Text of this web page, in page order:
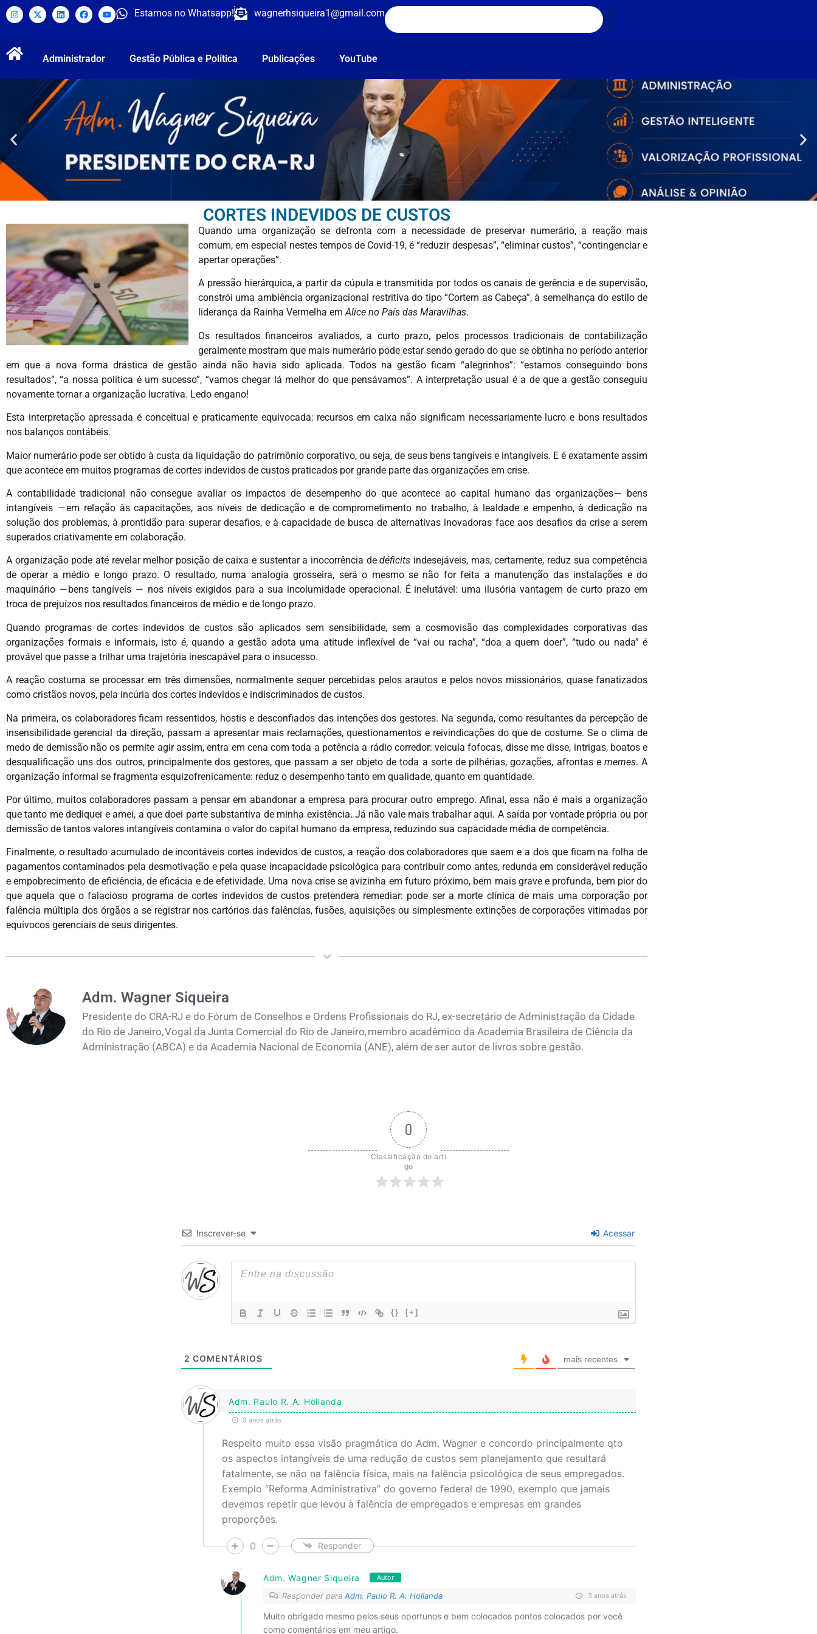
Estamos no Whatsapp! wagnerhsiqueira1@gmail.com
Administrador Gestão Pública e Política Publicações YouTube
CORTES INDEVIDOS DE CUSTOS
Quando uma organização se defronta com a necessidade de preservar numerário, a reação mais
comum, em especial nestes tempos de Covid-19, é “reduzir despesas”, “eliminar custos”, “contingenciar e
apertar operações”.
A pressão hierárquica, a partir da cúpula e transmitida por todos os canais de gerência e de supervisão,
constrói uma ambiência organizacional restritiva do tipo “Cortem as Cabeça”, à semelhança do estilo de
liderança da Rainha Vermelha emAlice no País das Maravilhas.
Os resultados financeiros avaliados, a curto prazo, pelos processos tradicionais de contabilização
geralmente mostram que mais numerário pode estar sendo gerado do que se obtinha no período anterior
em que a nova forma drástica de gestão ainda não havia sido aplicada. Todos na gestão ficam “alegrinhos”: “estamos conseguindo bons
resultados”, “a nossa política é um sucesso”, “vamos chegar lá melhor do que pensávamos”. A interpretação usual é a de que a gestão conseguiu
novamente tornar a organização lucrativa. Ledo engano!
Esta interpretação apressada é conceitual e praticamente equivocada: recursos em caixa não significam necessariamente lucro e bons resultados
nos balanços contábeis.
Maior numerário pode ser obtido à custa da liquidação do patrimônio corporativo, ou seja, de seus bens tangíveis e intangíveis. E é exatamente assim
que acontece em muitos programas de cortes indevidos de custos praticados por grande parte das organizações em crise.
A contabilidade tradicional não consegue avaliar os impactos de desempenho do que acontece ao capital humano das organizações — bens
intangíveis — em relação às capacitações, aos níveis de dedicação e de comprometimento no trabalho, à lealdade e empenho, à dedicação na
solução dos problemas, à prontidão para superar desafios, e à capacidade de busca de alternativas inovadoras face aos desafios da crise a serem
superados criativamente em colaboração.
A organização pode até revelar melhor posição de caixa e sustentar a inocorrência dedéficits indesejáveis, mas, certamente, reduz sua competência
de operar a médio e longo prazo. O resultado, numa analogia grosseira, será o mesmo se não for feita a manutenção das instalações e do
maquinário — bens tangíveis — nos níveis exigidos para a sua incolumidade operacional. É inelutável: uma ilusória vantagem de curto prazo em
troca de prejuízos nos resultados financeiros de médio e de longo prazo.
Quando programas de cortes indevidos de custos são aplicados sem sensibilidade, sem a cosmovisão das complexidades corporativas das
organizações formais e informais, isto é, quando a gestão adota uma atitude inflexível de “vai ou racha”, “doa a quem doer”, “tudo ou nada” é
provável que passe a trilhar uma trajetória inescapável para o insucesso.
A reação costuma se processar em três dimensões, normalmente sequer percebidas pelos arautos e pelos novos missionários, quase fanatizados
como cristãos novos, pela incúria dos cortes indevidos e indiscriminados de custos.
Na primeira, os colaboradores ficam ressentidos, hostis e desconfiados das intenções dos gestores. Na segunda, como resultantes da percepção de
insensibilidade gerencial da direção, passam a apresentar mais reclamações, questionamentos e reivindicações do que de costume. Se o clima de
medo de demissão não os permite agir assim, entra em cena com toda a potência a rádio corredor: veicula fofocas, disse me disse, intrigas, boatos e
desqualificação uns dos outros, principalmente dos gestores, que passam a ser objeto de toda a sorte de pilhérias, gozações, afrontas e memes. A
organização informal se fragmenta esquizofrenicamente: reduz o desempenho tanto em qualidade, quanto em quantidade.
Por último, muitos colaboradores passam a pensar em abandonar a empresa para procurar outro emprego. Afinal, essa não é mais a organização
que tanto me dediquei e amei, a que doei parte substantiva de minha existência. Já não vale mais trabalhar aqui. A saída por vontade própria ou por
demissão de tantos valores intangíveis contamina o valor do capital humano da empresa, reduzindo sua capacidade média de competência.
Finalmente, o resultado acumulado de incontáveis cortes indevidos de custos, a reação dos colaboradores que saem e a dos que ficam na folha de
pagamentos contaminados pela desmotivação e pela quase incapacidade psicológica para contribuir como antes, redunda em considerável redução
e empobrecimento de eficiência, de eficácia e de efetividade. Uma nova crise se avizinha em futuro próximo, bem mais grave e profunda, bem pior do
que aquela que o falacioso programa de cortes indevidos de custos pretendera remediar: pode ser a morte clínica de mais uma corporação por
falência múltipla dos órgãos a se registrar nos cartórios das falências, fusões, aquisições ou simplesmente extinções de corporações vitimadas por
equívocos gerenciais de seus dirigentes.
Adm. Wagner Siqueira
Presidente do CRA-RJ e do Fórum de Conselhos e Ordens Profissionais do RJ, ex-secretário de Administração da Cidade
do Rio de Janeiro, Vogal da Junta Comercial do Rio de Janeiro, membro acadêmico da Academia Brasileira de Ciência da
Administração (ABCA) e da Academia Nacional de Economia (ANE), além de ser autor de livros sobre gestão.
0
Classificação do arti
go
Inscrever-se Acessar
{} [+]
2 COMENTÁRIOS mais recentes
Adm. Paulo R. A. Hollanda
3 anos atrás
Respeito muito essa visão pragmática do Adm. Wagner e concordo principalmente qto
os aspectos intangíveis de uma redução de custos sem planejamento que resultará
fatalmente, se não na falência física, mais na falência psicológica de seus empregados.
Exemplo “Reforma Administrativa” do governo federal de 1990, exemplo que jamais
devemos repetir que levou à falência de empregados e empresas em grandes
proporções.
0 Responder
Adm. Wagner Siqueira Autor
Responder para Adm. Paulo R. A. Hollanda 3 anos atrás
Muito obrigado mesmo pelos seus oportunos e bem colocados pontos colocados por você
como comentários em meu artigo.